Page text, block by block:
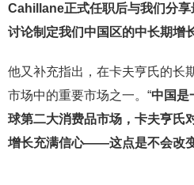
Cahillane正式任职后与我们分
讨论制定我们中国区的中长期增
他又补充指出，在卡夫亨氏的长
市场中的重要市场之一。“中国是
球第二大消费品市场，卡夫亨氏
增长充满信心——这点是不会改